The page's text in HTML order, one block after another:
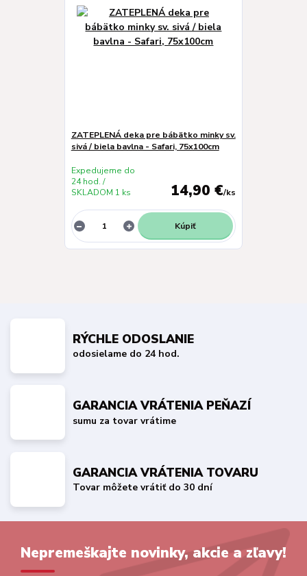
ZATEPLENÁ deka pre bábätko minky sv.
sivá / biela bavlna - Safari, 75x100cm
14,90 €/ks
Expedujeme do
24 hod. /
SKLADOM 1 ks
Kúpiť
RÝCHLE ODOSLANIE
odosielame do 24 hod.
GARANCIA VRÁTENIA PEŇAZÍ
sumu za tovar vrátime
GARANCIA VRÁTENIA TOVARU
Tovar môžete vrátiť do 30 dní
Nepremeškajte novinky, akcie a zľavy!